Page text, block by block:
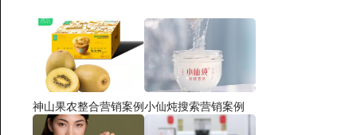
神山果农整合营销案例小仙炖搜索营销案例